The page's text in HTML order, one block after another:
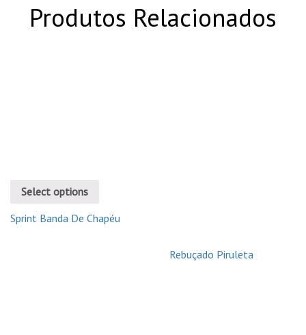
Produtos Relacionados
Select options
Sprint Banda De Chapéu
Rebuçado Piruleta